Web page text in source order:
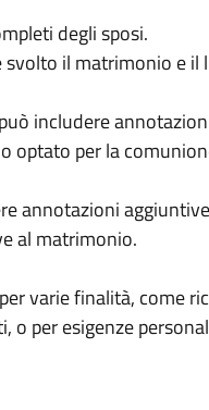
degli sposi.
il matrimonio e il
includere
optato per la
annotazioni
al matrimonio.
varie finalità, come
o per esigenze